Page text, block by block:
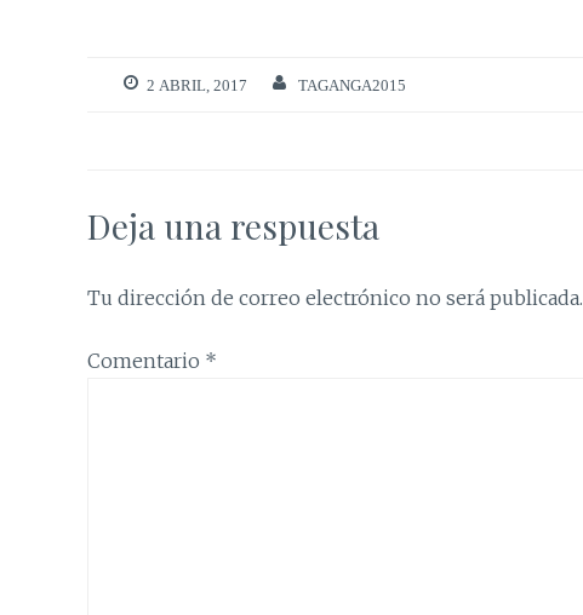
2 ABRIL, 2017 TAGANGA2015
Deja una respuesta
Tu dirección de correo electrónico no será publicada.
Comentario *